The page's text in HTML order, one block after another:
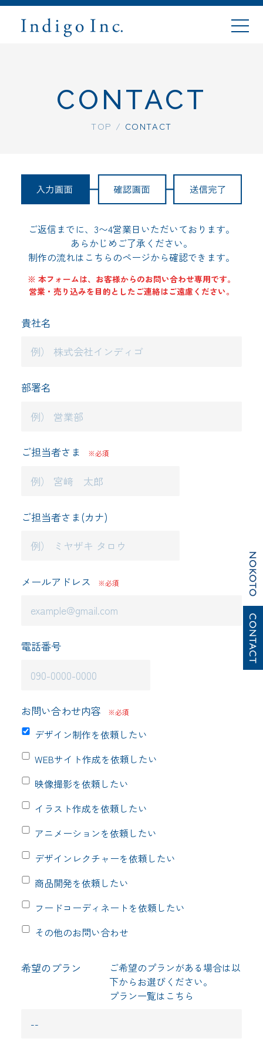
TOP
ABOUT
WORKS
FLOW
BOOKS
CONTACT
プライバシーポリシー
CONTACT
TOP / CONTACT
ご返信までに、3〜4営業日いただいております。
あらかじめご了承ください。
制作の流れは こちらのページから確認できます。
※ 本フォームは、お客様からのお問い合わせ専用です。
営業・売り込みを目的としたご連絡はご遠慮ください。
貴社名
部署名
ご担当者さま ※必須
ご担当者さま(カナ)
メールアドレス ※必須
電話番号
お問い合わせ内容 ※必須
デザイン制作を依頼したい
WEBサイト作成を依頼したい
映像撮影を依頼したい
イラスト作成を依頼したい
アニメーションを依頼したい
デザインレクチャーを依頼したい
商品開発を依頼したい
フードコーディネートを依頼したい
その他のお問い合わせ
希望のプラン
ご希望のプランがある場合は以
下からお選びください。
プラン一覧は こちら